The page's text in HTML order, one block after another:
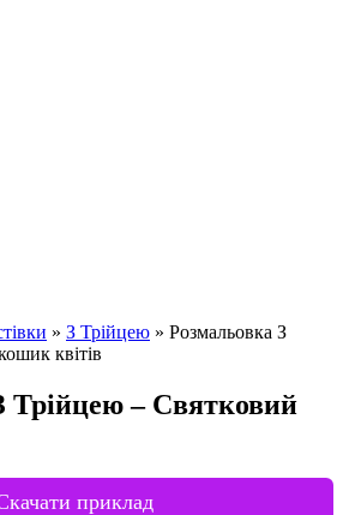
» З Трійцею » Розмальовка З
квітів
Трійцею – Святковий
приклад